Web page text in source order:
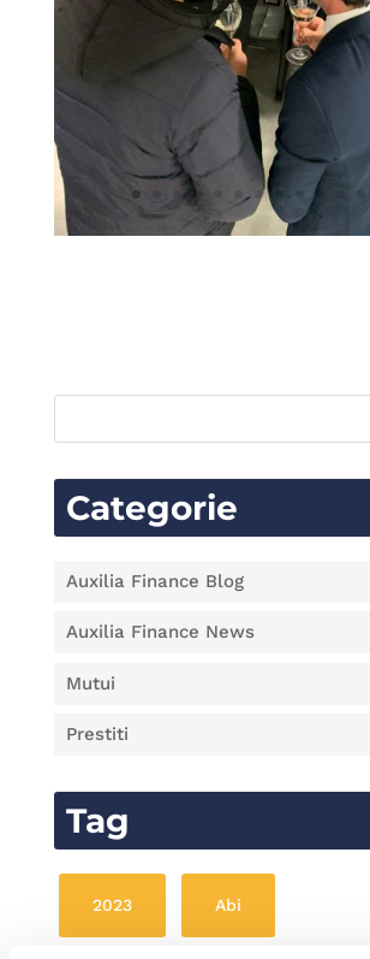
Categorie
Auxilia Finance Blog
Auxilia Finance News
Mutui
Prestiti
Tag
2023 Abi